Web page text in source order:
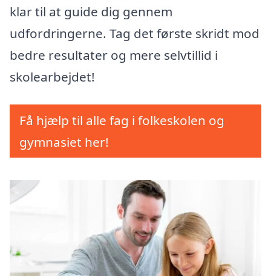
klar til at guide dig gennem
udfordringerne. Tag det første skridt mod
bedre resultater og mere selvtillid i
skolearbejdet!
Få hjælp til alle fag i folkeskolen og
gymnasiet her!